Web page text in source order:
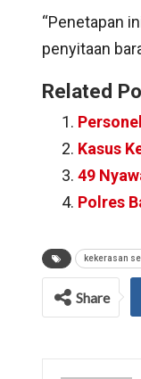
“Penetapan
penyitaan
Related
Kasus
49
Polres
kekerasan
Share